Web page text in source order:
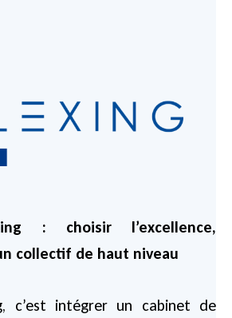
: choisir l’excellence,
collectif de haut niveau
c’est intégrer un cabinet de